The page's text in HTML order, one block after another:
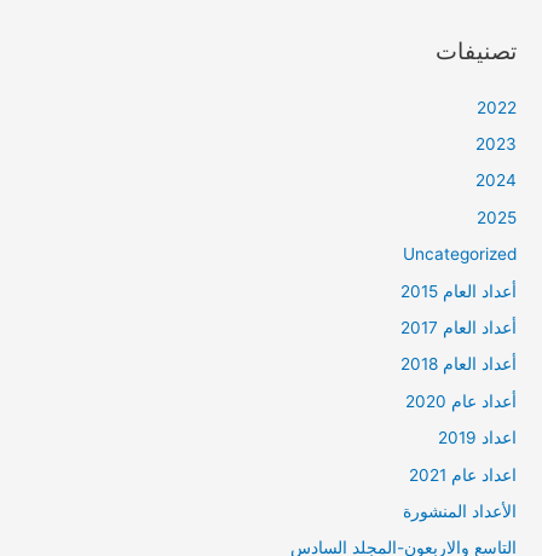
تصنيفات
2022
2023
2024
2025
Uncategorized
أعداد العام 2015
أعداد العام 2017
أعداد العام 2018
أعداد عام 2020
اعداد 2019
اعداد عام 2021
الأعداد المنشورة
التاسع والاربعون-المجلد السادس